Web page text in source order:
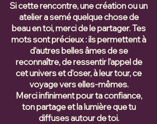
Si cette rencontre, une création ou un
atelier a semé quelque chose de
beau en toi, merci de le partager. Tes
mots sont précieux : ils permettent à
d'autres belles âmes de se
reconnaître, de ressentir l'appel de
cet univers et d'oser, à leur tour, ce
voyage vers elles-mêmes.
Merci infiniment pour ta confiance,
ton partage et la lumière que tu
diffuses autour de toi.